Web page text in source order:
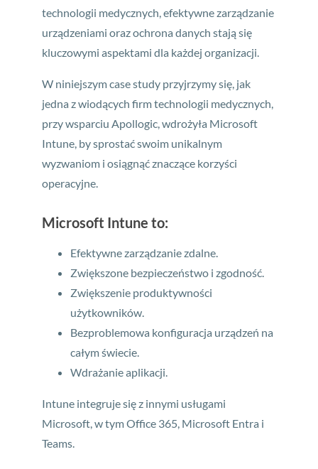
technologii medycznych, efektywne zarządzanie
urządzeniami oraz ochrona danych stają się
kluczowymi aspektami dla każdej organizacji.
W niniejszym case study przyjrzymy się, jak
jedna z wiodących firm technologii medycznych,
przy wsparciu Apollogic, wdrożyła Microsoft
Intune, by sprostać swoim unikalnym
wyzwaniom i osiągnąć znaczące korzyści
operacyjne.
Microsoft Intune to:
Efektywne zarządzanie zdalne.
Zwiększone bezpieczeństwo i zgodność.
Zwiększenie produktywności
użytkowników.
Bezproblemowa konfiguracja urządzeń na
całym świecie.
Wdrażanie aplikacji.
Intune integruje się z innymi usługami
Microsoft, w tym Office 365, Microsoft Entra i
Teams.